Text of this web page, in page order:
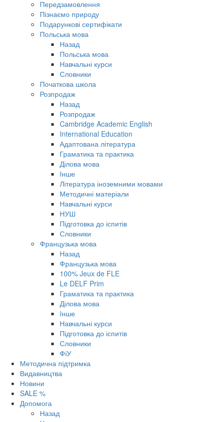
Передзамовлення
Пізнаємо природу
Подарункові сертифікати
Польська мова
Назад
Польська мова
Навчальні курси
Словники
Початкова школа
Розпродаж
Назад
Розпродаж
Cambridge Academic English
International Education
Адаптована література
Граматика та практика
Ділова мова
Інше
Література іноземними мовами
Методичні матеріали
Навчальні курси
НУШ
Підготовка до іспитів
Словники
Французька мова
Назад
Французька мова
100% Jeux de FLE
Le DELF Prim
Граматика та практика
Ділова мова
Інше
Навчальні курси
Підготовка до іспитів
Словники
ФіУ
Методична підтримка
Видавництва
Новини
SALE %
Допомога
Назад